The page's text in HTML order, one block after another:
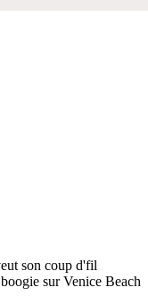
son coup d'fil
sur Venice Beach